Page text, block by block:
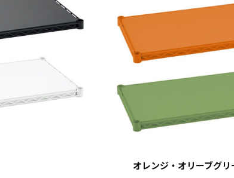
オレンジ・オリーブグリ